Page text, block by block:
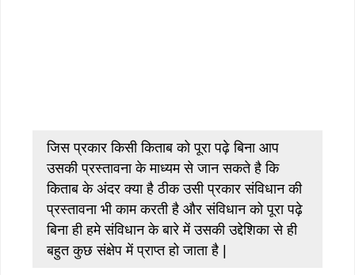
जिस प्रकार किसी किताब को पूरा पढ़े बिना आप
उसकी प्रस्तावना के माध्यम से जान सकते है कि
किताब के अंदर क्या है ठीक उसी प्रकार संविधान की
प्रस्तावना भी काम करती है और संविधान को पूरा पढ़े
बिना ही हमे संविधान के बारे में उसकी उद्देशिका से ही
बहुत कुछ संक्षेप में प्राप्त हो जाता है |